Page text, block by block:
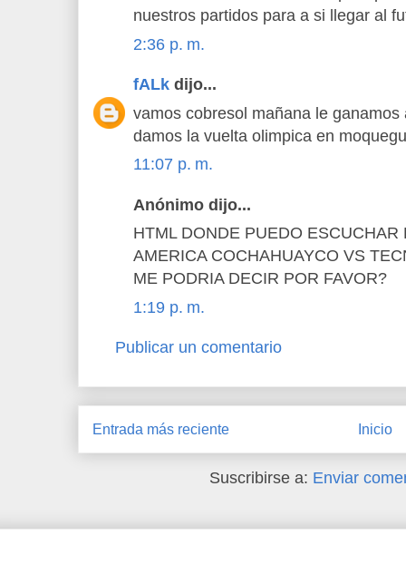
nuestros partidos para a si llegar al
2:36 p. m.
fALk dijo...
vamos cobresol mañana le
damos la vuelta olimpica en
11:07 p. m.
Anónimo dijo...
HTML DONDE PUEDO ESCUCHAR
AMERICA COCHAHUAYCO VS
ME PODRIA DECIR POR FAVOR?
1:19 p. m.
Publicar un comentario
Entrada más reciente Inicio
Suscribirse a: Enviar